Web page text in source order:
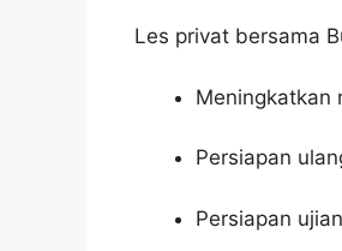
Les privat bersama
Meningkatkan
Persiapan
Persiapan